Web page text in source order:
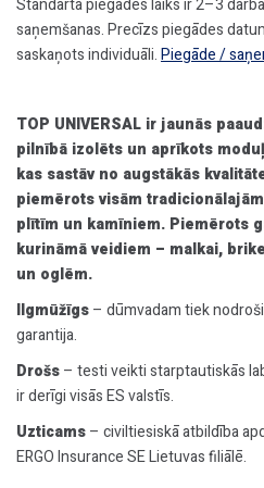
Standarta piegādes laiks ir 2–3
saņemšanas. Precīzs piegādes
saskaņots individuāli.Piegāde /
TOP UNIVERSAL ir jaunās
pilnībā izolēts un aprīkots
kas sastāv no augstākās
piemērots visām
plītīm un kamīniem. Piemērots
kurināmā veidiem – malkai,
un oglēm.
Ilgmūžīgs– dūmvadam tiek
garantija.
Drošs– testi veikti starptautiskās
ir derīgi visās ES valstīs.
Uzticams– civiltiesiskā atbildība
ERGO Insurance SE Lietuvas filiālē.